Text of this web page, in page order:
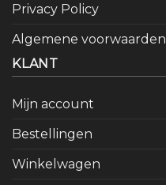
Privacy Policy
Algemene voorwaarden
KLANT
Mijn account
Bestellingen
Winkelwagen